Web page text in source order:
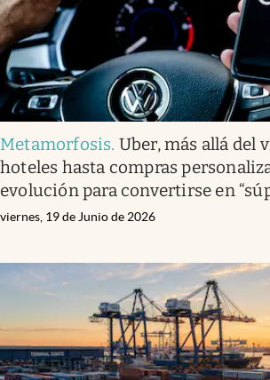
Metamorfosis. Uber, más allá del
hoteles hasta compras
evolución para convertirse en
viernes, 19 de Junio de 2026